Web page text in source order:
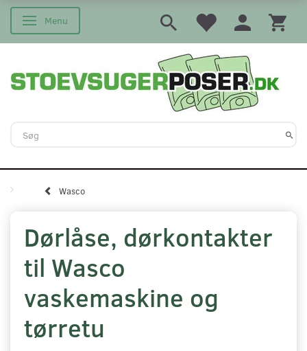
Skifte navigation
Menu
Wasco
Dørlåse, dørkontakter
til Wasco
vaskemaskine og
tørretu